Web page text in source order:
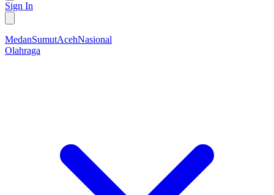
Sign In
MedanSumutAcehNasional
Olahraga